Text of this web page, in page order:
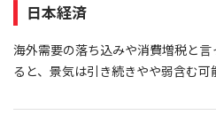
日本経済
海外需要の落ち込みや消費増税と
ると、景気は引き続きやや弱含む可